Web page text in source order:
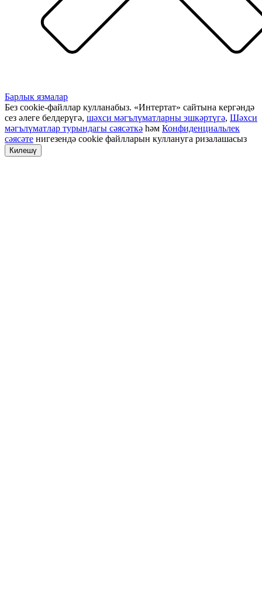
Барлык язмалар
Без cookie-файллар кулланабыз. «Интертат» сайтына кергәндә
сез әлеге белдерүгә, шәхси мәгълүматларны эшкәртүгә, Шәхси
мәгълүматлар турындагы сәясәткә һәм Конфиденциальлек
сәясәте нигезендә cookie файлларын куллануга ризалашасыз
Килешү